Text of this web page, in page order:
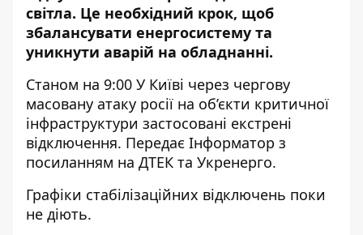
світла. Це необхідний крок, щоб
збалансувати енергосистему та
уникнути аварій на обладнанні.
Станом на 9:00 У Київі через чергову
масовану атаку росії на об’єкти критичної
інфраструктури застосовані екстрені
відключення. Передає Інформатор з
посиланням на ДТЕК та Укренерго.
Графіки стабілізаційних відключень поки
не діють.